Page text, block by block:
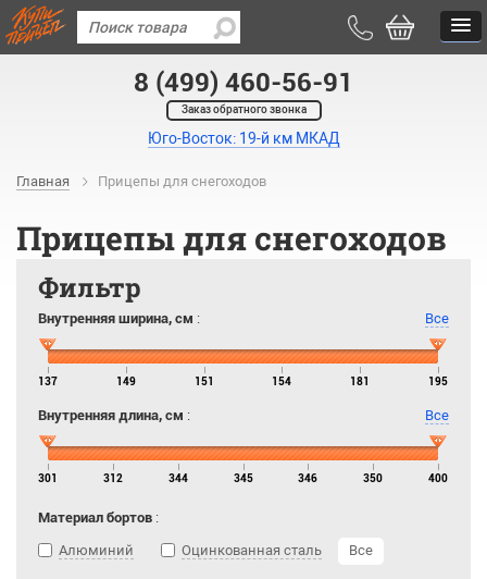
8 (499) 460-56-91
Заказ обратного звонка
Юго-Восток: 19-й км МКАД
Главная Прицепы для снегоходов
Прицепы для снегоходов
Фильтр
Внутренняя ширина, см : Все
137 149 151 154 181 195
Внутренняя длина, см : Все
301 312 344 345 346 350 400
Материал бортов :
Алюминий
Оцинкованная сталь Все